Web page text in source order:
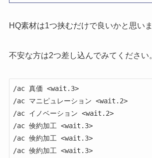
HQ素材は1つ挟むだけで良いかと思いま
不安な方は2つ差し込んでみてください
/ac 真価 <wait.3>
/ac マニピュレーション <wait.2>
/ac イノベーション <wait.2>
/ac 倹約加工 <wait.3>
/ac 倹約加工 <wait.3>
/ac 倹約加工 <wait.3>